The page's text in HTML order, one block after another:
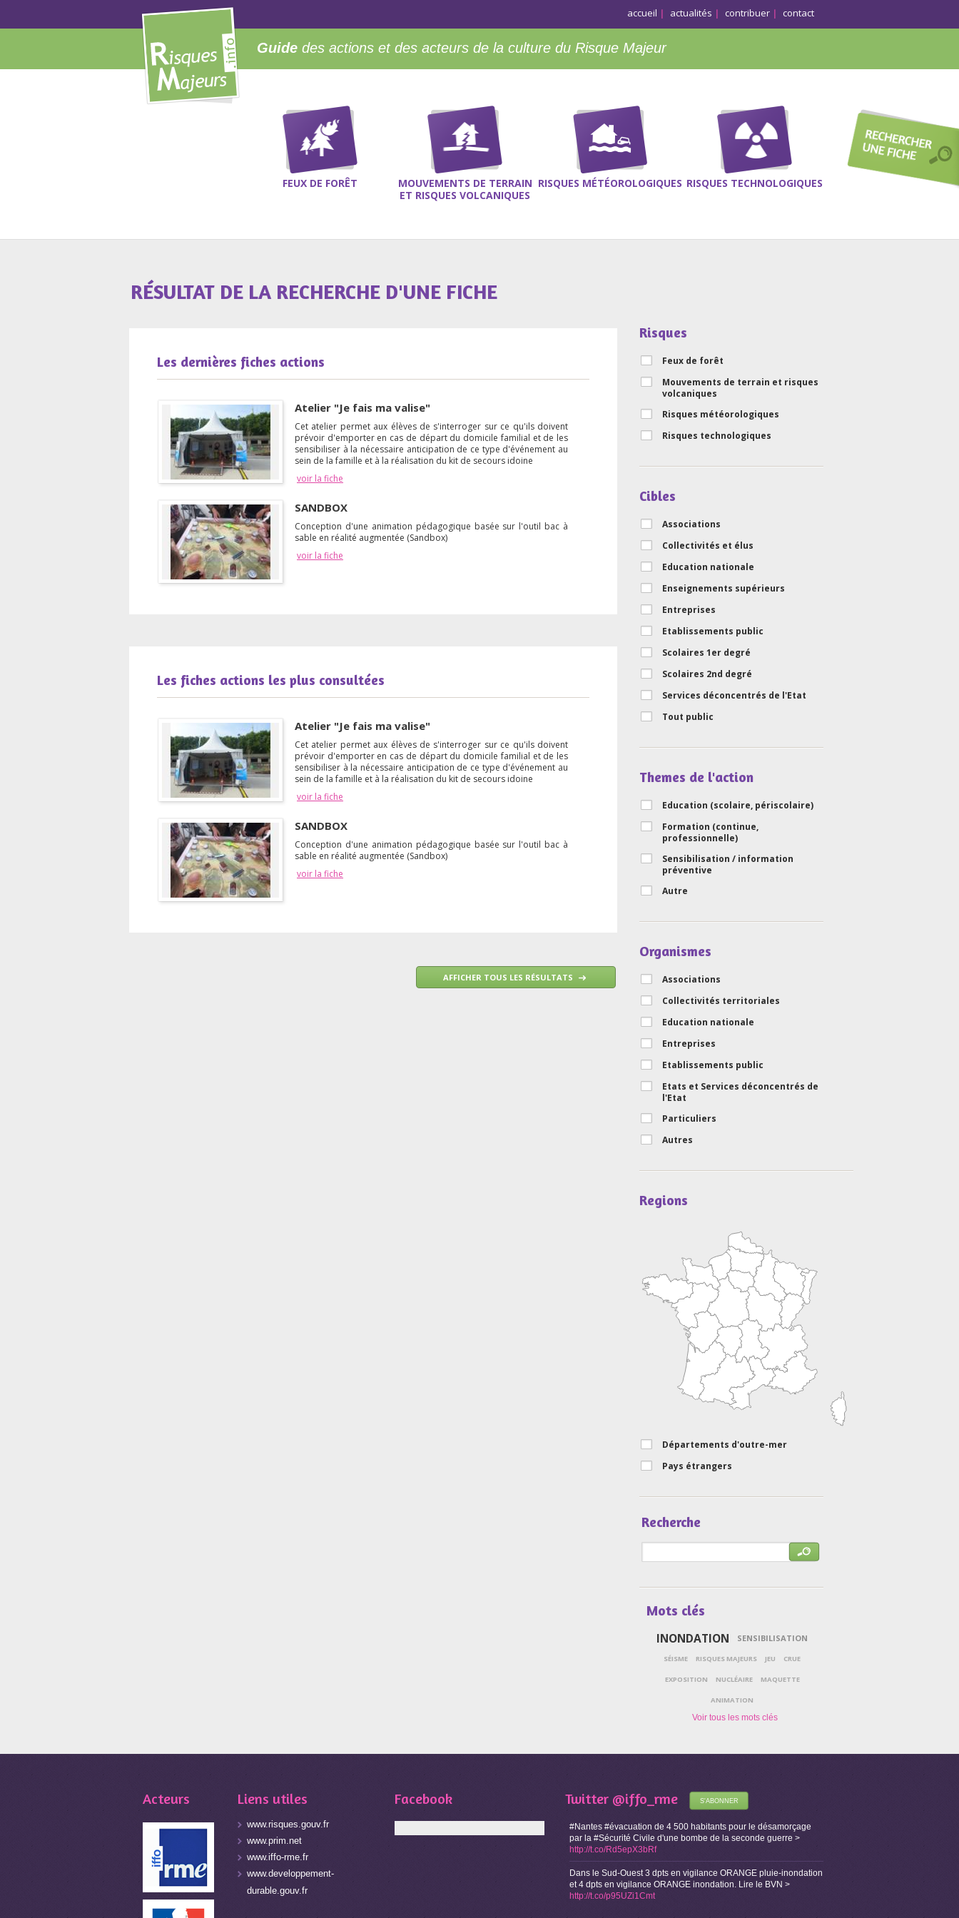
accueil actualités contribuer contact
Guide des actions et des acteurs de la culture du Risque Majeur
FEUX DE FORÊT
MOUVEMENTS DE TERRAIN
ET RISQUES VOLCANIQUES
RISQUES MÉTÉOROLOGIQUES RISQUES TECHNOLOGIQUES
RÉSULTAT DE LA RECHERCHE D'UNE FICHE
Les dernières fiches actions
Atelier "Je fais ma valise"
Cet atelier permet aux élèves de s'interroger sur ce qu'ils doivent
prévoir d'emporter en cas de départ du domicile familial et de les
sensibiliser à la nécessaire anticipation de ce type d'événement au
sein de la famille et à la réalisation du kit de secours idoine
voir la fiche
SANDBOX
Conception d'une animation pédagogique basée sur l'outil bac à
sable en réalité augmentée (Sandbox)
voir la fiche
Les fiches actions les plus consultées
Atelier "Je fais ma valise"
Cet atelier permet aux élèves de s'interroger sur ce qu'ils doivent
prévoir d'emporter en cas de départ du domicile familial et de les
sensibiliser à la nécessaire anticipation de ce type d'événement au
sein de la famille et à la réalisation du kit de secours idoine
voir la fiche
SANDBOX
Conception d'une animation pédagogique basée sur l'outil bac à
sable en réalité augmentée (Sandbox)
voir la fiche
Risques
Feux de forêt
Mouvements de terrain et risques
volcaniques
Risques météorologiques
Risques technologiques
Cibles
Associations
Collectivités et élus
Education nationale
Enseignements supérieurs
Entreprises
Etablissements public
Scolaires 1er degré
Scolaires 2nd degré
Services déconcentrés de l'Etat
Tout public
Themes de l'action
Education (scolaire, périscolaire)
Formation (continue,
professionnelle)
Sensibilisation / information
préventive
Autre
Organismes
Associations
Collectivités territoriales
Education nationale
Entreprises
Etablissements public
Etats et Services déconcentrés de
l'Etat
Particuliers
Autres
Regions
Départements d'outre-mer
Pays étrangers
Recherche
Mots clés
INONDATION SENSIBILISATION
SÉISME RISQUES MAJEURS JEU CRUE
EXPOSITION NUCLÉAIRE MAQUETTE
ANIMATION
Acteurs Liens utiles
www.risques.gouv.fr
www.prim.net
www.iffo-rme.fr
www.developpement-
durable.gouv.fr
Facebook Twitter @iffo_rme S'ABONNER
#Nantes #évacuation de 4 500 habitants pour le désamorçage
par la #Sécurité Civile d'une bombe de la seconde guerre >
http://t.co/Rd5epX3bRf
Dans le Sud-Ouest 3 dpts en vigilance ORANGE pluie-inondation
et 4 dpts en vigilance ORANGE inondation. Lire le BVN >
http://t.co/p95UZi1Cmt